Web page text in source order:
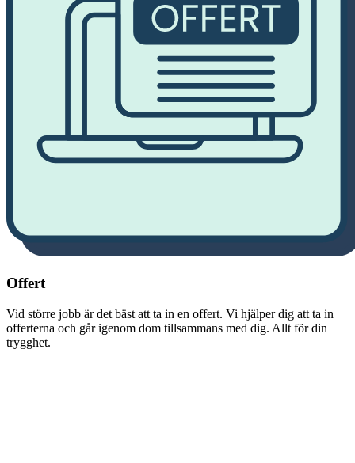
Offert
Vid större jobb är det bäst att ta in en offert. Vi hjälper dig att ta in
offerterna och går igenom dom tillsammans med dig. Allt för din
trygghet.